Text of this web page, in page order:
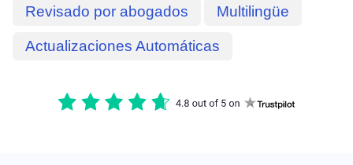
Revisado por abogados Multilingüe
Actualizaciones Automáticas